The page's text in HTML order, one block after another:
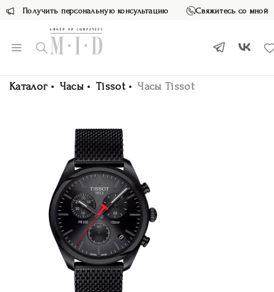
Получить персональную консультацию Свяжитесь со мной
Каталог Часы Tissot Часы Tissot